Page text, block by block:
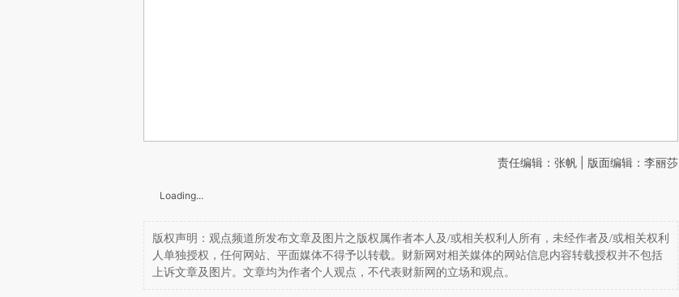
责任编辑：张帆 | 版面编辑：李丽莎
Loading...
版权声明：观点频道所发布文章及图片之版权属作者本人及/或相关权利人所有，未经作者及/或相关权利
人单独授权，任何网站、平面媒体不得予以转载。财新网对相关媒体的网站信息内容转载授权并不包括
上诉文章及图片。文章均为作者个人观点，不代表财新网的立场和观点。